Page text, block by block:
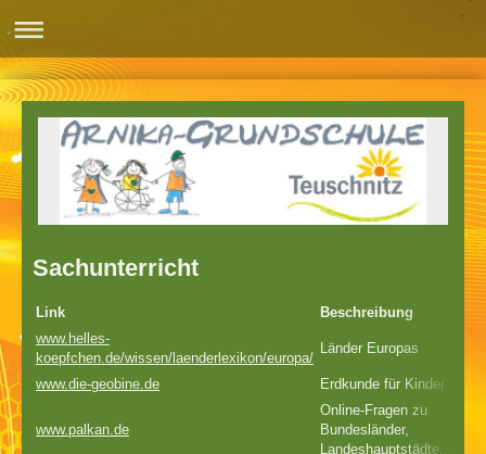
Sachunterricht
Link
Beschreibung
www.helles-
koepfchen.de/wissen/laenderlexikon/europa/
Länder Europas
www.die-geobine.de Erdkunde für Kinder
www.palkan.de
Online-Fragen zu
Bundesländer,
Landeshauptstädte...